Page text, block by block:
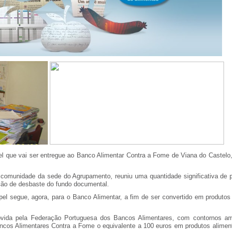
que vai ser entregue ao Banco Alimentar Contra a Fome de Viana do
da sede do Agrupamento, reuniu uma quantidade significativa de
de desbaste do fundo documental.
segue, agora, para o Banco Alimentar, a fim de ser convertido em
pela Federação Portuguesa dos Bancos Alimentares, com contornos
Alimentares Contra a Fome o equivalente a 100 euros em produtos